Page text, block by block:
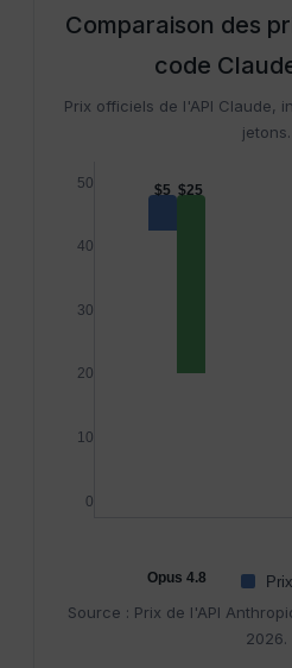
Comparaison des
code
Prix officiels de l'API Claude,
jetons.
50
40
30
20
10
0
$5 $25
Opus 4.8
Source : Prix de l'API
2026.